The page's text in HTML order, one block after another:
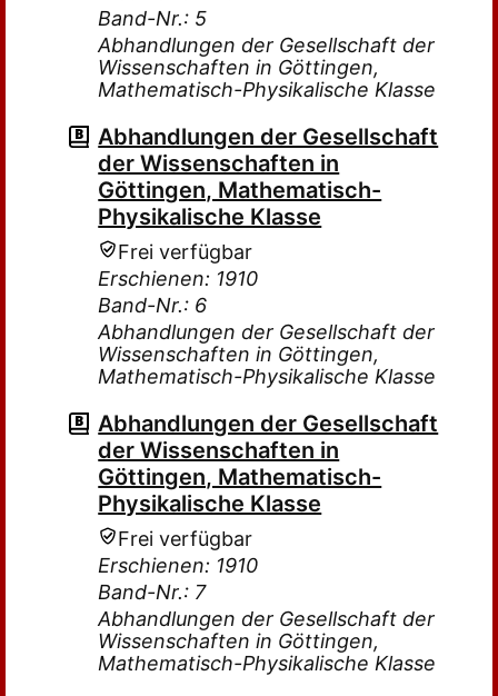
Band-Nr.: 5
Abhandlungen der Gesellschaft der
Wissenschaften in Göttingen,
Mathematisch-Physikalische Klasse
Abhandlungen der Gesellschaft
der Wissenschaften in
Göttingen, Mathematisch-
Physikalische Klasse
Frei verfügbar
Erschienen: 1910
Band-Nr.: 6
Abhandlungen der Gesellschaft der
Wissenschaften in Göttingen,
Mathematisch-Physikalische Klasse
Abhandlungen der Gesellschaft
der Wissenschaften in
Göttingen, Mathematisch-
Physikalische Klasse
Frei verfügbar
Erschienen: 1910
Band-Nr.: 7
Abhandlungen der Gesellschaft der
Wissenschaften in Göttingen,
Mathematisch-Physikalische Klasse